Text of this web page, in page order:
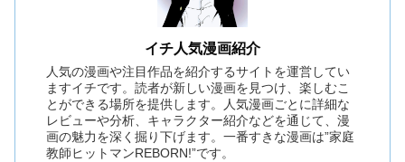
イチ人気漫画紹介
人気の漫画や注目作品を紹介するサイトを運営してい
ますイチです。読者が新しい漫画を見つけ、楽しむこ
とができる場所を提供します。人気漫画ごとに詳細な
レビューや分析、キャラクター紹介などを通じて、漫
画の魅力を深く掘り下げます。一番すきな漫画は”家庭
教師ヒットマンREBORN!”です。